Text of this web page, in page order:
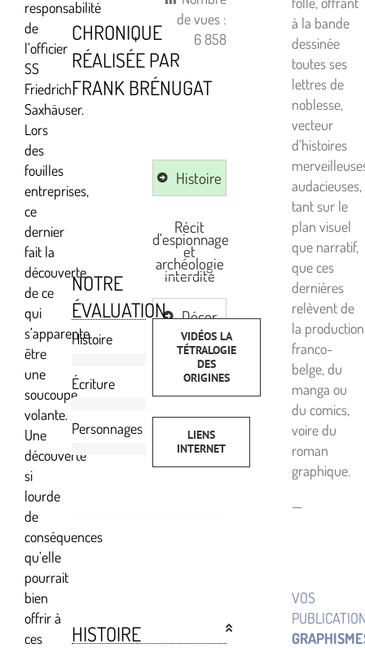
responsabilité
de
l’officier
SS
Friedrich
Saxhäuser.
Lors
des
fouilles
entreprises,
ce
dernier
fait la
découverte
de ce
qui
s’apparente
être
une
soucoupe
volante.
Une
découverte
si
lourde
de
conséquences
qu’elle
pourrait
bien
offrir à
ces
CHRONIQUE
RÉALISÉE PAR
FRANK BRÉNUGAT
de vues :
6 858
Histoire
Récit
d’espionnage
et
archéologie
interdite
Décor
Genre
NOTRE
ÉVALUATION
Histoire
Écriture
Personnages
VIDÉOS LA
TÉTRALOGIE
DES
ORIGINES
LIENS
INTERNET
HISTOIRE
à la bande
dessinée
toutes ses
lettres de
noblesse,
vecteur
d’histoires
audacieuses,
tant sur le
plan visuel
que narratif,
que ces
dernières
relèvent de
la production
franco-
belge, du
manga ou
du comics,
voire du
roman
graphique.
—
VOS